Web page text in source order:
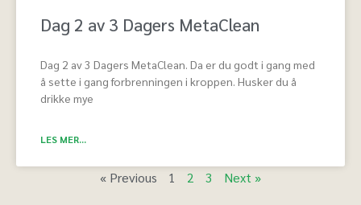
Dag 2 av 3 Dagers MetaClean
Dag 2 av 3 Dagers MetaClean. Da er du godt i gang med
å sette i gang forbrenningen i kroppen. Husker du å
drikke mye
LES MER...
« Previous 1 2 3 Next »